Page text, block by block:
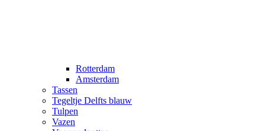
Rotterdam
Amsterdam
Tassen
Tegeltje Delfts blauw
Tulpen
Vazen